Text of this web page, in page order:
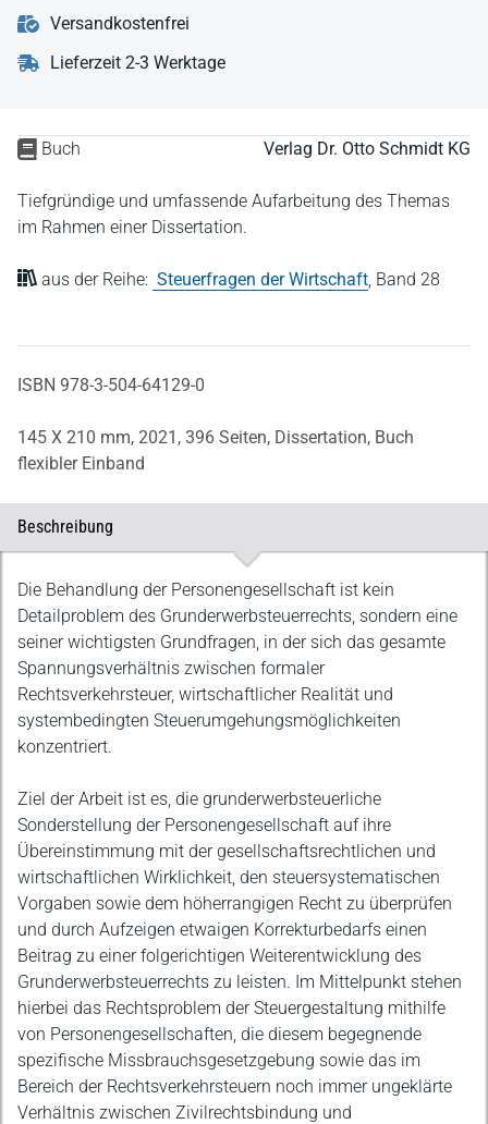
Buch Verlag Dr. Otto Schmidt KG
Tiefgründige und umfassende Aufarbeitung des Themas
im Rahmen einer Dissertation.
aus der Reihe: Steuerfragen der Wirtschaft, Band 28
ISBN 978-3-504-64129-0
145 X 210 mm, 2021, 396 Seiten, Dissertation, Buch
flexibler Einband
Versandkostenfrei
Lieferzeit 2-3 Werktage
Beschreibung
Beschreibung
Die Behandlung der Personengesellschaft ist kein
Detailproblem des Grunderwerbsteuerrechts, sondern eine
seiner wichtigsten Grundfragen, in der sich das gesamte
Spannungsverhältnis zwischen formaler
Rechtsverkehrsteuer, wirtschaftlicher Realität und
systembedingten Steuerumgehungsmöglichkeiten
konzentriert.
Ziel der Arbeit ist es, die grunderwerbsteuerliche
Sonderstellung der Personengesellschaft auf ihre
Übereinstimmung mit der gesellschaftsrechtlichen und
wirtschaftlichen Wirklichkeit, den steuersystematischen
Vorgaben sowie dem höherrangigen Recht zu überprüfen
und durch Aufzeigen etwaigen Korrekturbedarfs einen
Beitrag zu einer folgerichtigen Weiterentwicklung des
Grunderwerbsteuerrechts zu leisten. Im Mittelpunkt stehen
hierbei das Rechtsproblem der Steuergestaltung mithilfe
von Personengesellschaften, die diesem begegnende
spezifische Missbrauchsgesetzgebung sowie das im
Bereich der Rechtsverkehrsteuern noch immer ungeklärte
Verhältnis zwischen Zivilrechtsbindung und